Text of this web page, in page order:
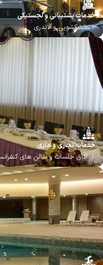
خدمات پشتیبانی و لجستیکی
1. خشکشویی و لاندری
2. اتوکشی و خدمات خیاطی
3. امانت داری چمدان
5. سرویس تاکسی و تشریفات
خدمات تجاری و اداری
1. اتاق جلسات و سالن های کنفرانس
2. سالن های همایش و برگزاری مراسم (عروسی، جشن، همایش)
3. مرکز تجاری و خدمات فکس، پرینت، کپی، اینترنت
4. اینترنت پرسرعت رایگان در لابی و اتاق ها